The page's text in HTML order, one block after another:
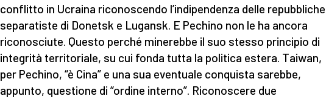
conflitto in Ucraina riconoscendo l’indipendenza delle repubbliche
separatiste di Donetsk e Lugansk. E Pechino non le ha ancora
riconosciute. Questo perché minerebbe il suo stesso principio di
integrità territoriale, su cui fonda tutta la politica estera. Taiwan,
per Pechino, “è Cina” e una sua eventuale conquista sarebbe,
appunto, questione di “ordine interno”. Riconoscere due